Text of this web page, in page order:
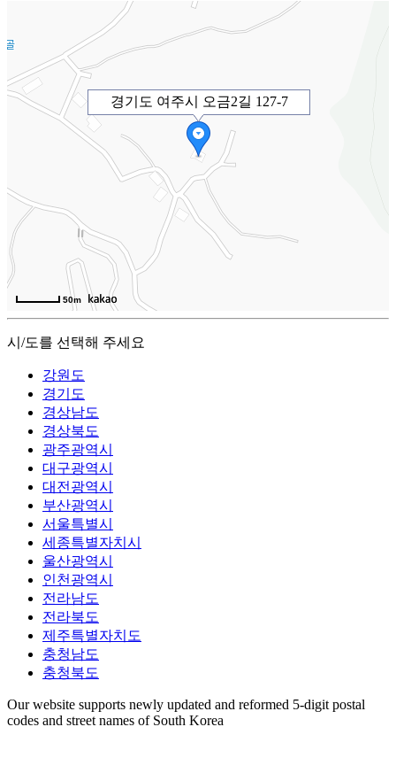
경기도 여주시 오금2길 127-7
50m
시/도를 선택해 주세요
강원도
경기도
경상남도
경상북도
광주광역시
대구광역시
대전광역시
부산광역시
서울특별시
세종특별자치시
울산광역시
인천광역시
전라남도
전라북도
제주특별자치도
충청남도
충청북도
Our website supports newly updated and reformed 5-digit postal
codes and street names of South Korea